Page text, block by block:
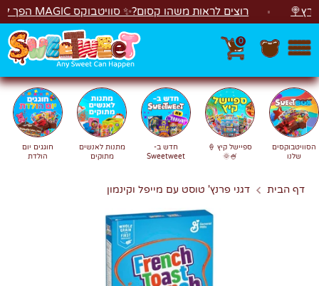
דלג רוצים לראות משהו קסום?✨ סוויטבוקס MAGIC הפך ל"מכונת משחקים"! 🎁🕹️
0
חפשחיפוש
הסוויטבוקסים
שלנו
ספיישל קיץ 🍦
🍧🌞
חדש ב-
Sweetweet
מתנות לאנשים
מתוקים
חוגגים יום
הולדת
דף הבית דגני פרנץ' טוסט עם מייפל וקינמון